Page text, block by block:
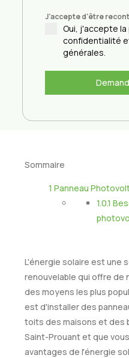
J'accepte d'être
Oui, j'accepte
confidentialité
générales.
Sommaire
1 Panneau
1.0.1
L'énergie solaire est une
renouvelable qui offre de
des moyens les plus
est d'installer des
toits des maisons et des
Saint-Prouant et que
avantages de l'énergie